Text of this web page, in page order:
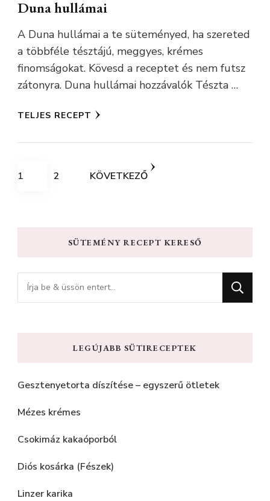
Duna hullámai
A Duna hullámai a te süteményed, ha szereted
a többféle tésztájú, meggyes, krémes
finomságokat. Kövesd a receptet és nem futsz
zátonyra. Duna hullámai hozzávalók Tészta …
TELJES RECEPT
Bejegyzések
OLDAL
1 OLDAL
2 KÖVETKEZŐ
SÜTEMÉNY RECEPT KERESŐ
Keres
valamit?
LEGÚJABB SÜTIRECEPTEK
Gesztenyetorta díszítése – egyszerű ötletek
Mézes krémes
Csokimáz kakaóporból
Diós kosárka (Fészek)
Linzer karika